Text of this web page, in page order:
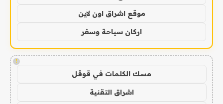
موقع اشراق اون لاين
اركان سياحة وسفر
!
مسك الكلمات في قوقل
اشراق التقنية